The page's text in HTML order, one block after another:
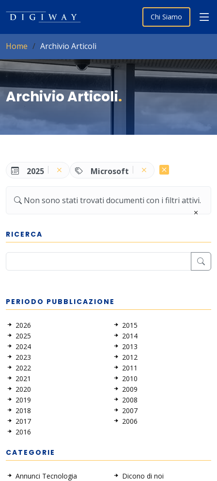
Chi Siamo
Home Archivio Articoli
Archivio Articoli.
2025 Microsoft
Non sono stati trovati documenti con i filtri attivi.
RICERCA
PERIODO PUBBLICAZIONE
2026
2025
2024
2023
2022
2021
2020
2019
2018
2017
2016
2015
2014
2013
2012
2011
2010
2009
2008
2007
2006
CATEGORIE
Annunci Tecnologia
Dicono di noi